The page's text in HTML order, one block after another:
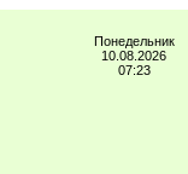
Понедельник
10.08.2026
07:23